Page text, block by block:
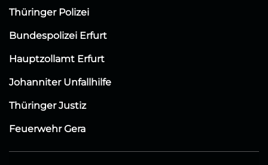
Thüringer Polizei
Bundespolizei Erfurt
Hauptzollamt Erfurt
Johanniter Unfallhilfe
Thüringer Justiz
Feuerwehr Gera